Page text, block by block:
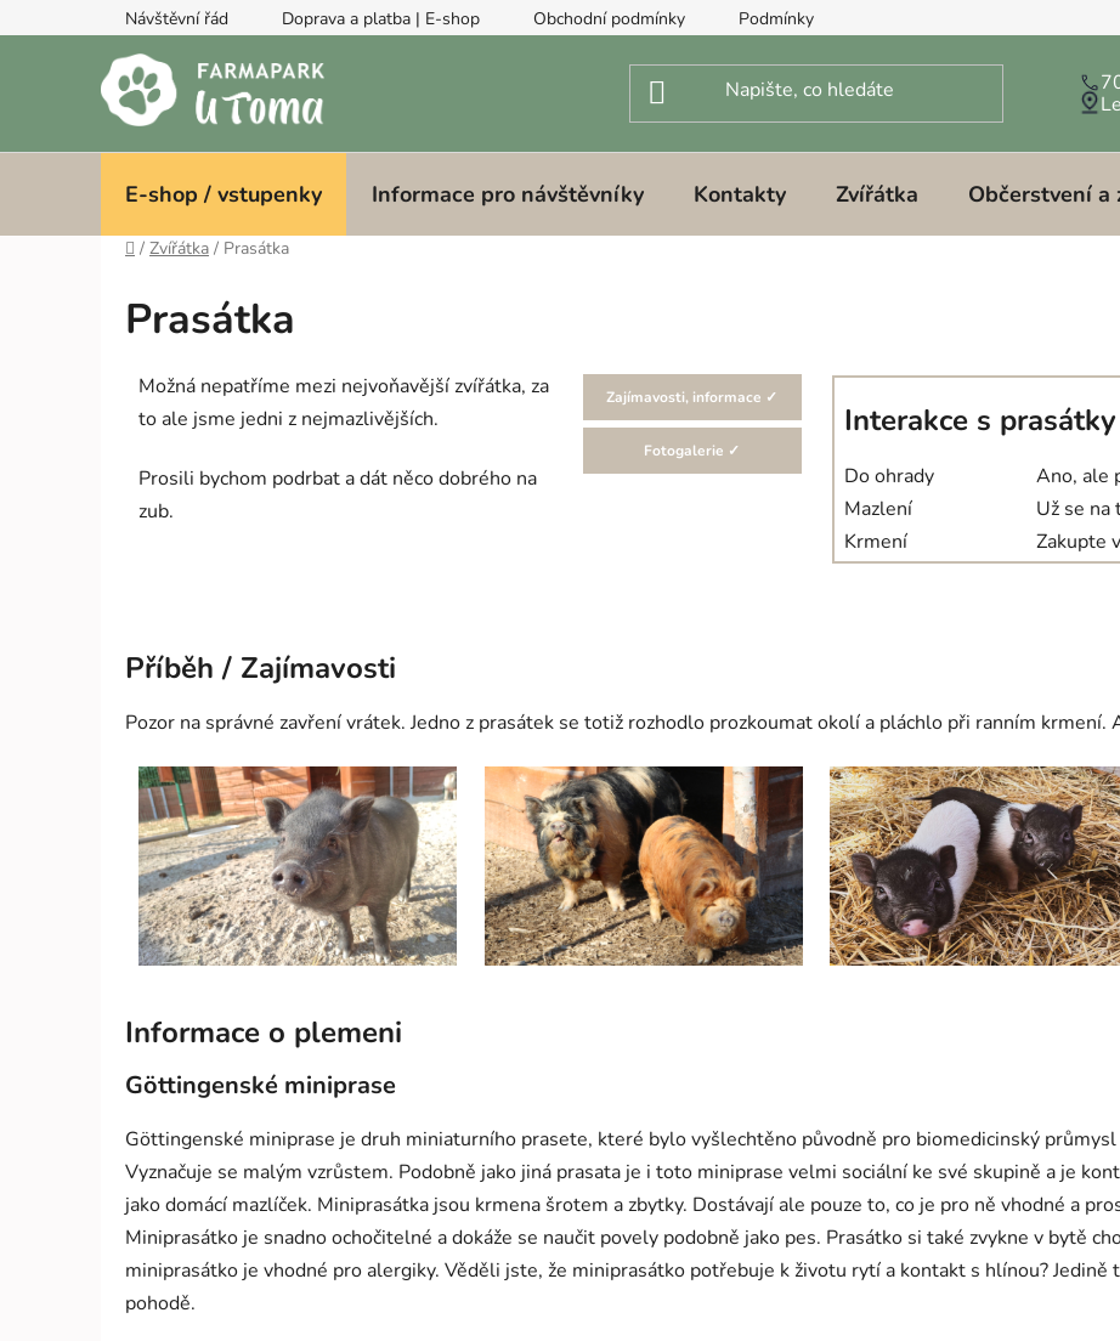
na
Návštěvní řád Doprava a platba | E-shop Obchodní podmínky Podmínky ochrany osobních údajů
E-shop / vstupenky Informace pro návštěvníky Kontakty Zvířátka Občerstvení a
Domů
/ Zvířátka / Prasátka
Prasátka
Zajímavosti, informace ✓
Fotogalerie ✓
Možná nepatříme mezi nejvoňavější zvířátka, za
to ale jsme jedni z nejmazlivějších.
Prosili bychom podrbat a dát něco dobrého na
zub.
Interakce s prasátky
Do ohrady
Ano, ale
Mazlení
Už se na
Krmení
Zakupte
Příběh / Zajímavosti
Pozor na správné zavření vrátek. Jedno z prasátek se totiž rozhodlo prozkoumat okolí a pláchlo při ranním
Informace o plemeni
Göttingenské miniprase
Göttingenské miniprase je druh miniaturního prasete, které bylo vyšlechtěno původně pro biomedicinský průmysl
Vyznačuje se malým vzrůstem. Podobně jako jiná prasata je i toto miniprase velmi sociální ke své skupině a je
jako domácí mazlíček. Miniprasátka jsou krmena šrotem a zbytky. Dostávají ale pouze to, co je pro ně vhodné a
Miniprasátko je snadno ochočitelné a dokáže se naučit povely podobně jako pes. Prasátko si také zvykne v bytě
miniprasátko je vhodné pro alergiky. Věděli jste, že miniprasátko potřebuje k životu rytí a kontakt s hlínou? Jedině
pohodě.